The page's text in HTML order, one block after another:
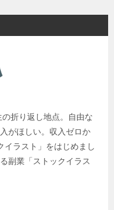
折り返し地点。自由な
がほしい。収入ゼロか
イラスト」をはじめまし
副業「ストックイラス